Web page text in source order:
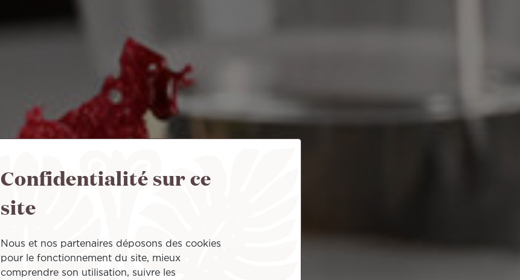
Confidentialité sur ce
site
Nous et nos partenaires déposons des cookies
pour le fonctionnement du site, mieux
comprendre son utilisation, suivre les